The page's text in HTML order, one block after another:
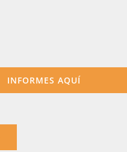
INFORMES AQUÍ